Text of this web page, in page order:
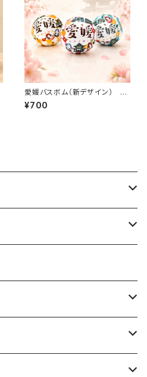
愛媛バスボム（新デザイン） 1
個
¥700